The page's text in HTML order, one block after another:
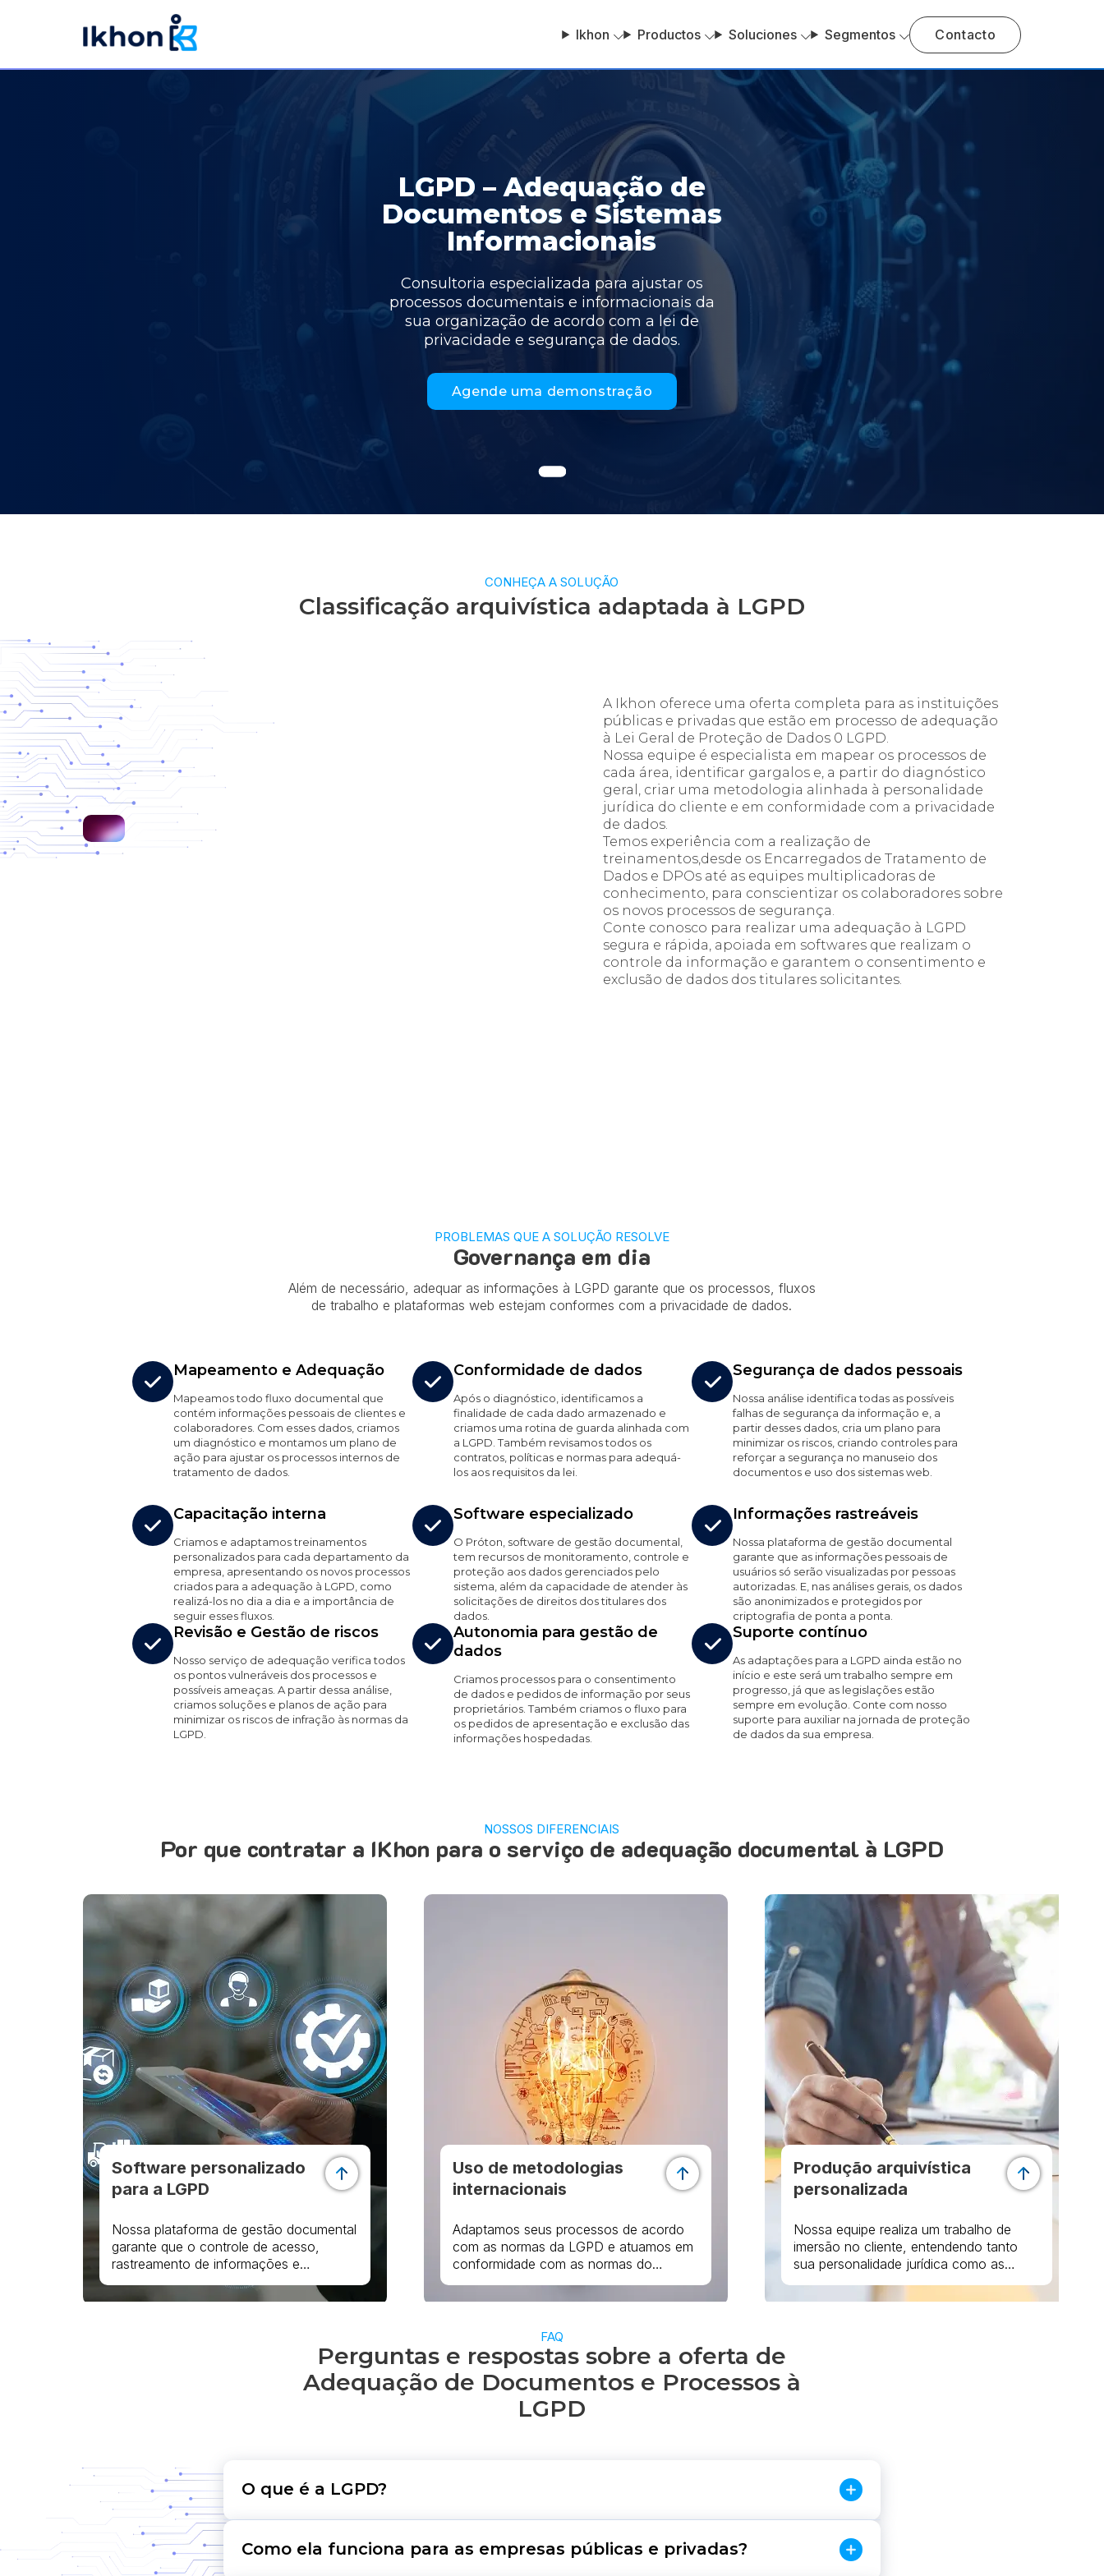
Ikhon Productos Soluciones Segmentos Contacto
LGPD – Adequação de
Documentos e Sistemas
Informacionais
Consultoria especializada para ajustar os
processos documentais e informacionais da
sua organização de acordo com a lei de
privacidade e segurança de dados.
Agende uma demonstração
CONHEÇA A SOLUÇÃO
Classificação arquivística adaptada à LGPD
A Ikhon oferece uma oferta completa para as instituições
públicas e privadas que estão em processo de adequação
à Lei Geral de Proteção de Dados 0 LGPD.
Nossa equipe é especialista em mapear os processos de
cada área, identificar gargalos e, a partir do diagnóstico
geral, criar uma metodologia alinhada à personalidade
jurídica do cliente e em conformidade com a privacidade
de dados.
Temos experiência com a realização de
treinamentos,desde os Encarregados de Tratamento de
Dados e DPOs até as equipes multiplicadoras de
conhecimento, para conscientizar os colaboradores sobre
os novos processos de segurança.
Conte conosco para realizar uma adequação à LGPD
segura e rápida, apoiada em softwares que realizam o
controle da informação e garantem o consentimento e
exclusão de dados dos titulares solicitantes.
PROBLEMAS QUE A SOLUÇÃO RESOLVE
Governança em dia
Além de necessário, adequar as informações à LGPD garante que os processos, fluxos
de trabalho e plataformas web estejam conformes com a privacidade de dados.
Mapeamento e Adequação
Mapeamos todo fluxo documental que
contém informações pessoais de clientes e
colaboradores. Com esses dados, criamos
um diagnóstico e montamos um plano de
ação para ajustar os processos internos de
tratamento de dados.
Conformidade de dados
Após o diagnóstico, identificamos a
finalidade de cada dado armazenado e
criamos uma rotina de guarda alinhada com
a LGPD. Também revisamos todos os
contratos, políticas e normas para adequá-
los aos requisitos da lei.
Segurança de dados pessoais
Nossa análise identifica todas as possíveis
falhas de segurança da informação e, a
partir desses dados, cria um plano para
minimizar os riscos, criando controles para
reforçar a segurança no manuseio dos
documentos e uso dos sistemas web.
Capacitação interna
Criamos e adaptamos treinamentos
personalizados para cada departamento da
empresa, apresentando os novos processos
criados para a adequação à LGPD, como
realizá-los no dia a dia e a importância de
seguir esses fluxos.
Software especializado
O Próton, software de gestão documental,
tem recursos de monitoramento, controle e
proteção aos dados gerenciados pelo
sistema, além da capacidade de atender às
solicitações de direitos dos titulares dos
dados.
Informações rastreáveis
Nossa plataforma de gestão documental
garante que as informações pessoais de
usuários só serão visualizadas por pessoas
autorizadas. E, nas análises gerais, os dados
são anonimizados e protegidos por
criptografia de ponta a ponta.
Revisão e Gestão de riscos
Nosso serviço de adequação verifica todos
os pontos vulneráveis dos processos e
possíveis ameaças. A partir dessa análise,
criamos soluções e planos de ação para
minimizar os riscos de infração às normas da
LGPD.
Autonomia para gestão de
dados
Criamos processos para o consentimento
de dados e pedidos de informação por seus
proprietários. Também criamos o fluxo para
os pedidos de apresentação e exclusão das
informações hospedadas.
Suporte contínuo
As adaptações para a LGPD ainda estão no
início e este será um trabalho sempre em
progresso, já que as legislações estão
sempre em evolução. Conte com nosso
suporte para auxiliar na jornada de proteção
de dados da sua empresa.
NOSSOS DIFERENCIAIS
Por que contratar a IKhon para o serviço de adequação documental à LGPD
Software personalizado
para a LGPD
Nossa plataforma de gestão documental
garante que o controle de acesso,
rastreamento de informações e
anonimização de dados.
Uso de metodologias
internacionais
Adaptamos seus processos de acordo
com as normas da LGPD e atuamos em
conformidade com as normas do
ConArq e de agências reguladoras.
Também aplicamos padrões de
internacionais, como ISO 15489 e ISO
30300.
Produção arquivística
personalizada
Nossa equipe realiza um trabalho de
imersão no cliente, entendendo tanto
sua personalidade jurídica como as
tratativas que existem no local,
adaptando a adequação de materiais de
FAQ
Perguntas e respostas sobre a oferta de
Adequação de Documentos e Processos à
LGPD
O que é a LGPD?
A Lei Geral de Proteção de Dados (LGPD) é uma legislação que abrange as normas que
instituições públicas e privadas precisam seguir para garantir a privacidade e proteção de
Como ela funciona para as empresas públicas e privadas?